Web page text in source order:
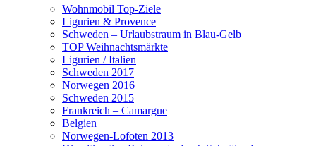
Wohnmobil Top-Ziele
Ligurien & Provence
Schweden – Urlaubstraum in Blau-Gelb
TOP Weihnachtsmärkte
Ligurien / Italien
Schweden 2017
Norwegen 2016
Schweden 2015
Frankreich – Camargue
Belgien
Norwegen-Lofoten 2013